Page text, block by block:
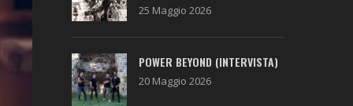
25 Maggio 2026
POWER BEYOND (INTERVISTA)
20 Maggio 2026